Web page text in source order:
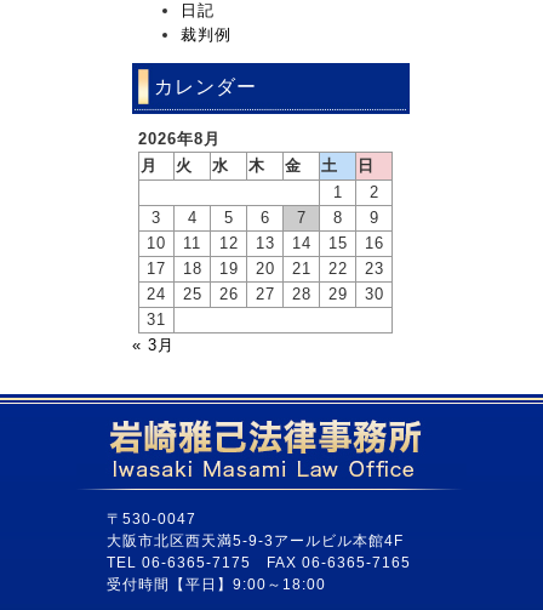
日記
裁判例
カレンダー
2026年8月
月
火 水 木 金 土
日
1
2
3
4 5 6 7 8
9
10
11 12 13 14 15
16
17
18 19 20 21 22
23
24
25 26 27 28 29
30
31
« 3月
〒530-0047
大阪市北区西天満5-9-3アールビル本館4F
TEL 06-6365-7175 FAX 06-6365-7165
受付時間【平日】9:00～18:00